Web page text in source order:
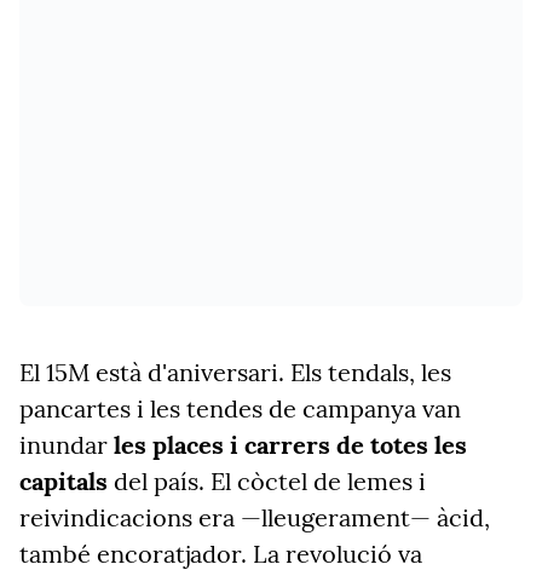
El 15M està d'aniversari. Els tendals, les
pancartes i les tendes de campanya van
inundar les places i carrers de totes les
capitals del país. El còctel de lemes i
reivindicacions era —lleugerament— àcid,
també encoratjador. La revolució va